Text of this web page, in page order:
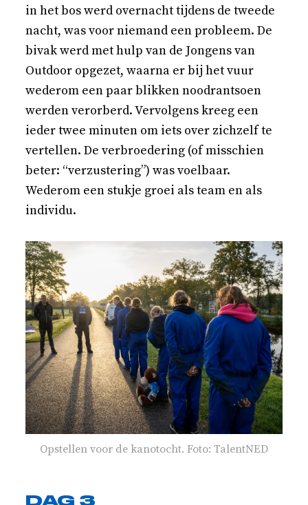
in het bos werd overnacht tijdens de tweede
nacht, was voor niemand een probleem. De
bivak werd met hulp van de Jongens van
Outdoor opgezet, waarna er bij het vuur
wederom een paar blikken noodrantsoen
werden verorberd. Vervolgens kreeg een
ieder twee minuten om iets over zichzelf te
vertellen. De verbroedering (of misschien
beter: “verzustering”) was voelbaar.
Wederom een stukje groei als team en als
individu.
Opstellen voor de kanotocht. Foto: TalentNED